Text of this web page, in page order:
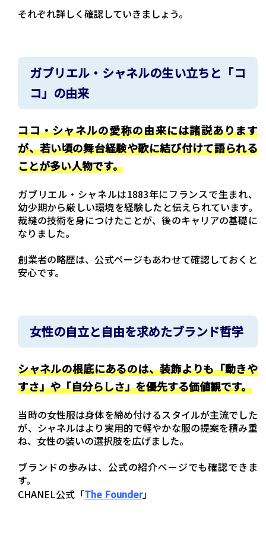
それぞれ詳しく確認していきましょう。
ガブリエル・シャネルの生い立ちと「コ
コ」の由来
ココ・シャネルの愛称の由来には諸説あります
が、若い頃の舞台経験や歌に結び付けて語られる
ことが多い人物です。
ガブリエル・シャネルは1883年にフランスで生まれ、
幼少期から厳しい環境を経験したと伝えられています。
裁縫の技術を身につけたことが、後のキャリアの基礎に
なりました。
創業者の略歴は、公式ページもあわせて確認しておくと
安心です。
女性の自立と自由を求めたブランド哲学
シャネルの根底にあるのは、装飾よりも「動きや
すさ」や「自分らしさ」を優先する価値観です。
当時の女性服は身体を締め付けるスタイルが主流でした
が、シャネルはより実用的で軽やかな服の提案を積み重
ね、女性の装いの選択肢を広げました。
ブランドの歩みは、公式の紹介ページでも確認できま
す。
CHANEL公式「The Founder」